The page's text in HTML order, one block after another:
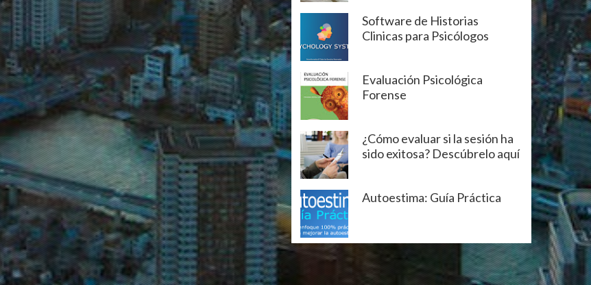
Software de Historias
Clinicas para Psicólogos
Evaluación Psicológica
Forense
¿Cómo evaluar si la sesión ha
sido exitosa? Descúbrelo aquí
Autoestima: Guía Práctica